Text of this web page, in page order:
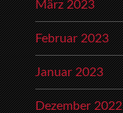
März 2023
Februar 2023
Januar 2023
Dezember 2022